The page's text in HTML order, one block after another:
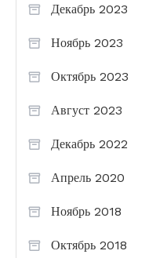
Декабрь 2023
Ноябрь 2023
Октябрь 2023
Август 2023
Декабрь 2022
Апрель 2020
Ноябрь 2018
Октябрь 2018